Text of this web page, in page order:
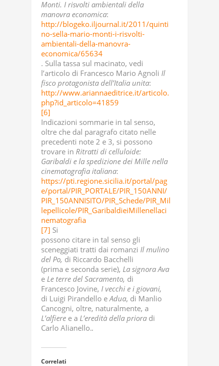
Monti. I risvolti ambientali della
manovra economica:
http://blogeko.iljournal.it/2011/quinti
no-sella-mario-monti-i-risvolti-
ambientali-della-manovra-
economica/65634
. Sulla tassa sul macinato, vedi
l’articolo di Francesco Mario Agnoli Il
fisco protagonista dell’Italia unita:
http://www.ariannaeditrice.it/articolo.
php?id_articolo=41859
[6]
Indicazioni sommarie in tal senso,
oltre che dal paragrafo citato nelle
precedenti note 2 e 3, si possono
trovare in Ritratti di celluloide:
Garibaldi e la spedizione dei Mille nella
cinematografia italiana:
https://pti.regione.sicilia.it/portal/pag
e/portal/PIR_PORTALE/PIR_150ANNI/
PIR_150ANNISITO/PIR_Schede/PIR_Mil
lepellicole/PIR_GaribaldieiMillenellaci
nematografia
[7] Si
possono citare in tal senso gli
sceneggiati tratti dai romanzi Il mulino
del Po, di Riccardo Bacchelli
(prima e seconda serie), La signora Ava
e Le terre del Sacramento, di
Francesco Jovine, I vecchi e i giovani,
di Luigi Pirandello eAdua, di Manlio
Cancogni, oltre, naturalmente, a
L’alfiere e a L’eredità della priora di
Carlo Alianello..
Correlati